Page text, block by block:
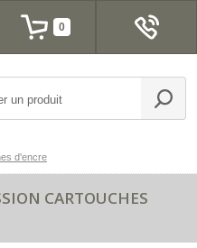
0
d'encre
CARTOUCHES